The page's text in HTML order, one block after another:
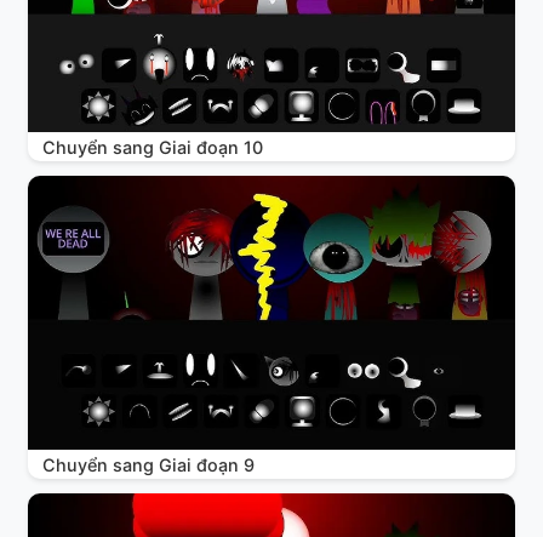
Chuyển sang Giai đoạn 10
Chuyển sang Giai đoạn 9